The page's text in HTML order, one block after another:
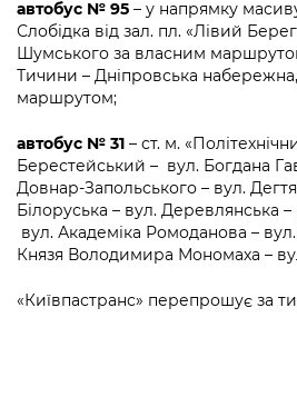
автобус № 95 – у напрямку
Слобідка від зал. пл. «Лівий
Шумського за власним
Тичини – Дніпровська
маршрутом;
автобус № 31 – ст. м.
Берестейський – вул. Богдана
Довнар-Запольського – вул.
Білоруська – вул. Деревлянська
вул. Академіка Ромоданова –
Князя Володимира Мономаха –
«Київпастранс» перепрошує за